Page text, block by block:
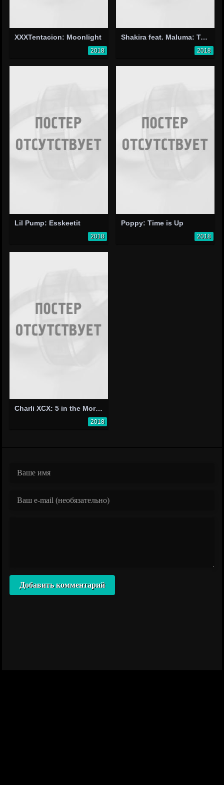
XXXTentacion: Moonlight
2018
Shakira feat. Maluma: Trap
2018
Lil Pump: Esskeetit
2018
Poppy: Time is Up
2018
Charli XCX: 5 in the Morning
2018
Добавить комментарий